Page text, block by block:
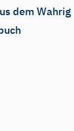
dem Wahrig